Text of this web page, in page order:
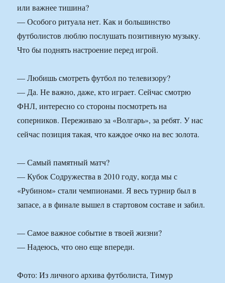
или важнее тишина?
— Особого ритуала нет. Как и большинство
футболистов люблю послушать позитивную музыку.
Что бы поднять настроение перед игрой.
— Любишь смотреть футбол по телевизору?
— Да. Не важно, даже, кто играет. Сейчас смотрю
ФНЛ, интересно со стороны посмотреть на
соперников. Переживаю за «Волгарь», за ребят. У нас
сейчас позиция такая, что каждое очко на вес золота.
— Самый памятный матч?
— Кубок Содружества в 2010 году, когда мы с
«Рубином» стали чемпионами. Я весь турнир был в
запасе, а в финале вышел в стартовом составе и забил.
— Самое важное событие в твоей жизни?
— Надеюсь, что оно еще впереди.
Фото: Из личного архива футболиста, Тимур